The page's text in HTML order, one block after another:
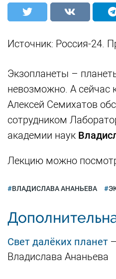
Источник: Россия-24.
Экзопланеты –
невозможно. А сейчас
Алексей Семихатов
сотрудником
академии наук
Лекцию можно
ВЛАДИСЛАВА АНАНЬЕВА
Свет далёких планет
Владислава Ананьева